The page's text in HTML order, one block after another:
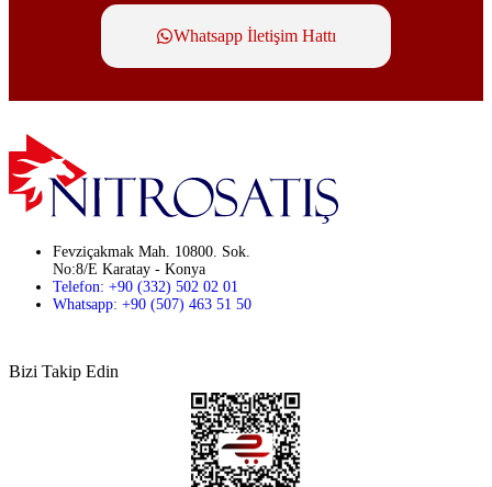
Whatsapp İletişim Hattı
Fevziçakmak Mah. 10800. Sok.
No:8/E Karatay - Konya
Telefon: +90 (332) 502 02 01
Whatsapp: +90 (507) 463 51 50
Bizi Takip Edin